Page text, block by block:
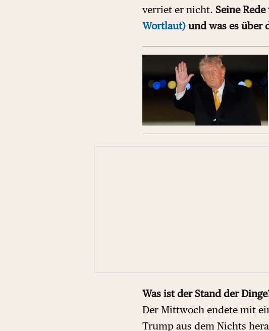
verriet er nicht. Seine
Wortlaut) und was es über
Was ist der Stand der
Der Mittwoch endete mit
Trump aus dem Nichts